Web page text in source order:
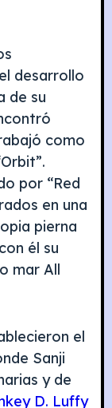
desarrollo
de su
como
por “Red
en una
pierna
él su
mar All
el
Sanji
y de
D. Luffy